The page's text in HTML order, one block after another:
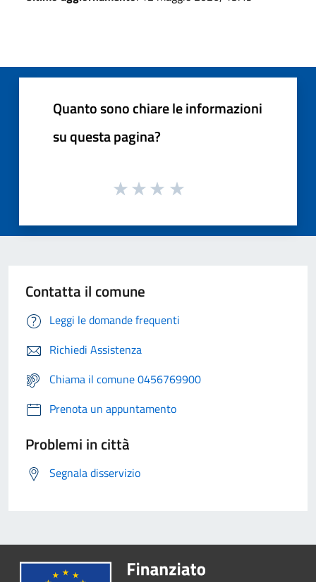
Quanto sono chiare le informazioni
su questa pagina?
Contatta il comune
Leggi le domande frequenti
Richiedi Assistenza
Chiama il comune 0456769900
Prenota un appuntamento
Problemi in città
Segnala disservizio